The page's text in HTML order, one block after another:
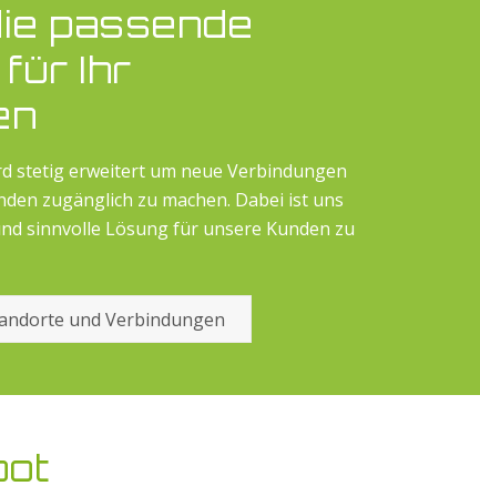
passende
Ihr
stetig erweitert um neue Verbindungen
zugänglich zu machen. Dabei ist uns
sinnvolle Lösung für unsere Kunden zu
und Verbindungen